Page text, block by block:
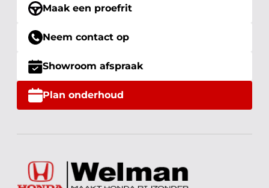
Maak een proefrit
Neem contact op
Showroom afspraak
Plan onderhoud